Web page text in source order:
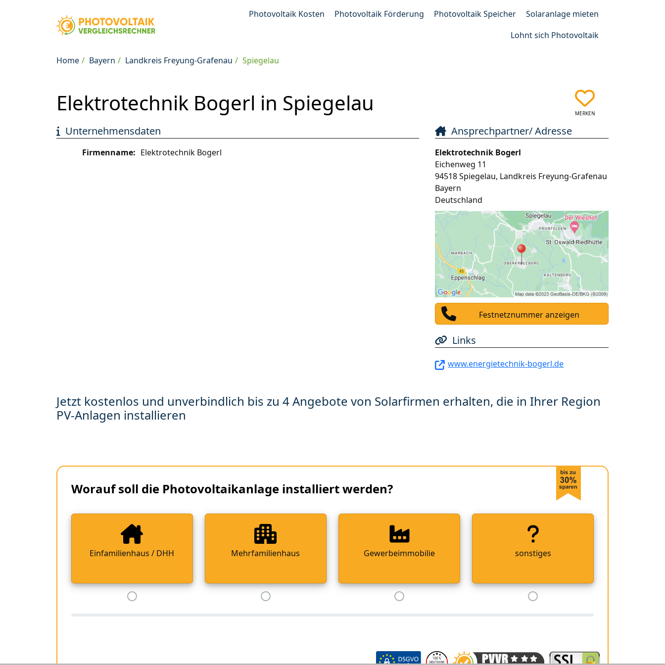
Photovoltaik Kosten Photovoltaik Förderung Photovoltaik Speicher
Solaranlage mieten
Lohnt sich Photovoltaik
Home Bayern Landkreis Freyung-Grafenau Spiegelau
Elektrotechnik Bogerl in Spiegelau MERKEN
Unternehmensdaten
Firmenname: Elektrotechnik Bogerl
Ansprechpartner/ Adresse
Elektrotechnik Bogerl
Eichenweg 11
94518Spiegelau, Landkreis Freyung-Grafenau
Bayern
Deutschland
Festnetznummer anzeigen
Links
www.energietechnik-bogerl.de
Jetzt kostenlos und unverbindlich bis zu 4 Angebote von Solarfirmen erhalten, die in Ihrer Region
PV-Anlagen installieren
Worauf soll die Photovoltaikanlage installiert werden?
Einfamilienhaus / DHH Mehrfamilienhaus Gewerbeimmobilie sonstiges